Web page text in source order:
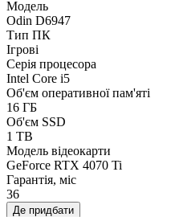
Модель
Odin D6947
Тип ПК
Ігрові
Серія процесора
Intel Core i5
Об'єм оперативної пам'яті
16 ГБ
Об'єм SSD
1 TB
Модель відеокарти
GeForce RTX 4070 Ti
Гарантія, міс
36
Де придбати